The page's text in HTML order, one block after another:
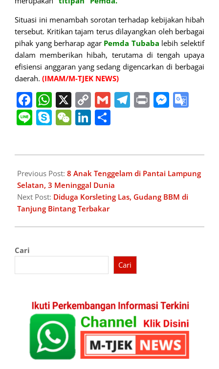
Situasi ini menambah sorotan terhadap kebijakan hibah
tersebut. Kritikan tajam terus dilayangkan oleh berbagai
pihak yang berharap agar Pemda Tubaba lebih selektif
dalam memberikan hibah, terutama di tengah upaya
efisiensi anggaran yang sedang digencarkan di berbagai
daerah. (IMAM/M-TJEK NEWS)
Facebook
WhatsApp
X Copy
Link
GmailTelegram
Print
LineSkypeWeChat
LinkedIn
03-
21
Previous Post: 8 Anak Tenggelam di Pantai Lampung
Selatan, 3 Meninggal Dunia
Next Post: Diduga Korsleting Las, Gudang BBM di
Tanjung Bintang Terbakar
Cari
Cari